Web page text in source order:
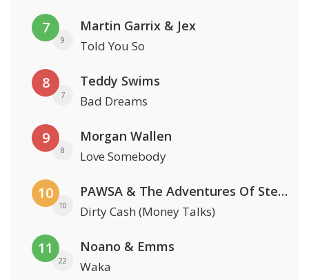
7
9
Martin Garrix & Jex
Told You So
8
7
Teddy Swims
Bad Dreams
9
8
Morgan Wallen
Love Somebody
10
10
PAWSA & The Adventures Of Stevie V
Dirty Cash (Money Talks)
11
22
Noano & Emms
Waka